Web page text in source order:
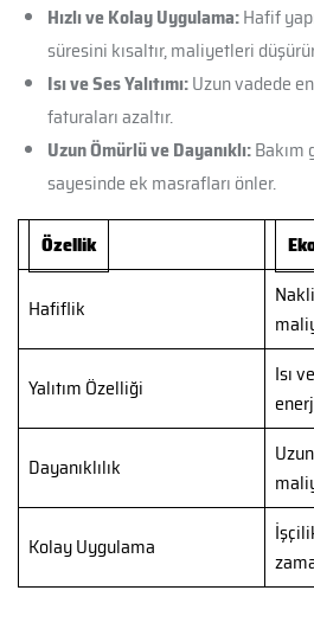
Hızlı ve Kolay Uygulama:Hafif
süresini kısaltır, maliyetleri
Isı ve Ses Yalıtımı:Uzun vadede
faturaları azaltır.
Uzun Ömürlü ve Dayanıklı:Bakım
sayesinde ek masrafları önler.
Özellik
Hafiflik
Yalıtım Özelliği
Isı
Dayanıklılık
Kolay Uygulama